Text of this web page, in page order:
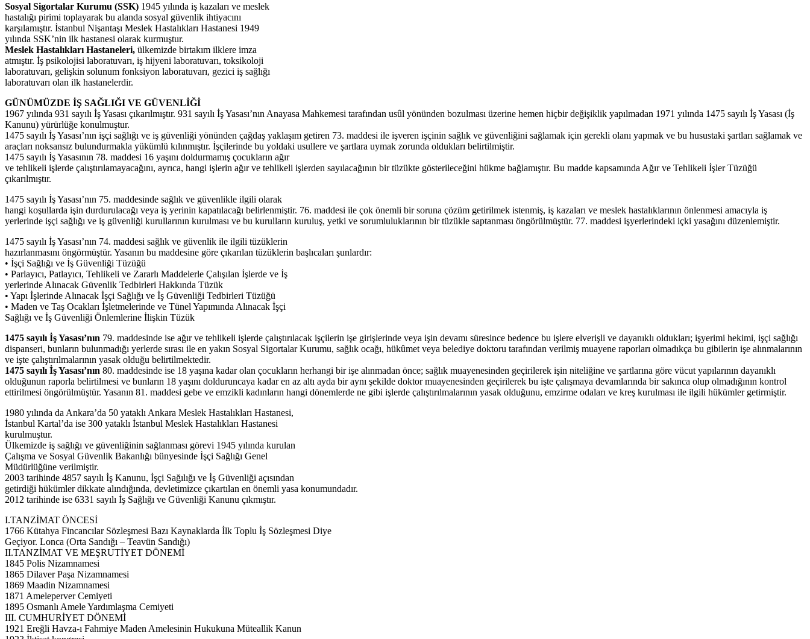
Sosyal Sigortalar Kurumu (SSK) 1945 yılında iş kazaları ve meslek
hastalığı pirimi toplayarak bu alanda sosyal güvenlik ihtiyacını
karşılamıştır. İstanbul Nişantaşı Meslek Hastalıkları Hastanesi 1949
yılında SSK’nin ilk hastanesi olarak kurmuştur.
Meslek Hastalıkları Hastaneleri, ülkemizde birtakım ilklere imza
atmıştır. İş psikolojisi laboratuvarı, iş hijyeni laboratuvarı, toksikoloji
laboratuvarı, gelişkin solunum fonksiyon laboratuvarı, gezici iş sağlığı
laboratuvarı olan ilk hastanelerdir.
GÜNÜMÜZDE İŞ SAĞLIĞI VE GÜVENLİĞİ
1967 yılında 931 sayılı İş Yasası çıkarılmıştır. 931 sayılı İş Yasası’nın Anayasa Mahkemesi tarafından usûl yönünden bozulması üzerine hemen hiçbir değişiklik yapılmadan 1971 yılında 1475 sayılı İş Yasası (İş
Kanunu) yürürlüğe konulmuştur.
1475 sayılı İş Yasası’nın işçi sağlığı ve iş güvenliği yönünden çağdaş yaklaşım getiren 73. maddesi ile işveren işçinin sağlık ve güvenliğini sağlamak için gerekli olanı yapmak ve bu husustaki şartları sağlamak ve
araçları noksansız bulundurmakla yükümlü kılınmıştır. İşçilerinde bu yoldaki usullere ve şartlara uymak zorunda oldukları belirtilmiştir.
1475 sayılı İş Yasasının 78. maddesi 16 yaşını doldurmamış çocukların ağır
ve tehlikeli işlerde çalıştırılamayacağını, ayrıca, hangi işlerin ağır ve tehlikeli işlerden sayılacağının bir tüzükte gösterileceğini hükme bağlamıştır. Bu madde kapsamında Ağır ve Tehlikeli İşler Tüzüğü
çıkarılmıştır.
1475 sayılı İş Yasası’nın 75. maddesinde sağlık ve güvenlikle ilgili olarak
hangi koşullarda işin durdurulacağı veya iş yerinin kapatılacağı belirlenmiştir. 76. maddesi ile çok önemli bir soruna çözüm getirilmek istenmiş, iş kazaları ve meslek hastalıklarının önlenmesi amacıyla iş
yerlerinde işçi sağlığı ve iş güvenliği kurullarının kurulması ve bu kurulların kuruluş, yetki ve sorumluluklarının bir tüzükle saptanması öngörülmüştür. 77. maddesi işyerlerindeki içki yasağını düzenlemiştir.
1475 sayılı İş Yasası’nın 74. maddesi sağlık ve güvenlik ile ilgili tüzüklerin
hazırlanmasını öngörmüştür. Yasanın bu maddesine göre çıkarılan tüzüklerin başlıcaları şunlardır:
• İşçi Sağlığı ve İş Güvenliği Tüzüğü
• Parlayıcı, Patlayıcı, Tehlikeli ve Zararlı Maddelerle Çalışılan İşlerde ve İş
yerlerinde Alınacak Güvenlik Tedbirleri Hakkında Tüzük
• Yapı İşlerinde Alınacak İşçi Sağlığı ve İş Güvenliği Tedbirleri Tüzüğü
• Maden ve Taş Ocakları İşletmelerinde ve Tünel Yapımında Alınacak İşçi
Sağlığı ve İş Güvenliği Önlemlerine İlişkin Tüzük
1475 sayılı İş Yasası’nın 79. maddesinde ise ağır ve tehlikeli işlerde çalıştırılacak işçilerin işe girişlerinde veya işin devamı süresince bedence bu işlere elverişli ve dayanıklı oldukları; işyerimi hekimi, işçi sağlığı
dispanseri, bunların bulunmadığı yerlerde sırası ile en yakın Sosyal Sigortalar Kurumu, sağlık ocağı, hükûmet veya belediye doktoru tarafından verilmiş muayene raporları olmadıkça bu gibilerin işe alınmalarının
ve işte çalıştırılmalarının yasak olduğu belirtilmektedir.
1475 sayılı İş Yasası’nın 80. maddesinde ise 18 yaşına kadar olan çocukların herhangi bir işe alınmadan önce; sağlık muayenesinden geçirilerek işin niteliğine ve şartlarına göre vücut yapılarının dayanıklı
olduğunun raporla belirtilmesi ve bunların 18 yaşını dolduruncaya kadar en az altı ayda bir aynı şekilde doktor muayenesinden geçirilerek bu işte çalışmaya devamlarında bir sakınca olup olmadığının kontrol
ettirilmesi öngörülmüştür. Yasanın 81. maddesi gebe ve emzikli kadınların hangi dönemlerde ne gibi işlerde çalıştırılmalarının yasak olduğunu, emzirme odaları ve kreş kurulması ile ilgili hükümler getirmiştir.
1980 yılında da Ankara’da 50 yataklı Ankara Meslek Hastalıkları Hastanesi,
İstanbul Kartal’da ise 300 yataklı İstanbul Meslek Hastalıkları Hastanesi
kurulmuştur.
Ülkemizde iş sağlığı ve güvenliğinin sağlanması görevi 1945 yılında kurulan
Çalışma ve Sosyal Güvenlik Bakanlığı bünyesinde İşçi Sağlığı Genel
Müdürlüğüne verilmiştir.
2003 tarihinde 4857 sayılı İş Kanunu, İşçi Sağılığı ve İş Güvenliği açısından
getirdiği hükümler dikkate alındığında, devletimizce çıkartılan en önemli yasa konumundadır.
2012 tarihinde ise 6331 sayılı İş Sağlığı ve Güvenliği Kanunu çıkmıştır.
I.TANZİMAT ÖNCESİ
1766 Kütahya Fincancılar Sözleşmesi Bazı Kaynaklarda İlk Toplu İş Sözleşmesi Diye
Geçiyor. Lonca (Orta Sandığı – Teavün Sandığı)
II.TANZİMAT VE MEŞRUTİYET DÖNEMİ
1845 Polis Nizamnamesi
1865 Dilaver Paşa Nizamnamesi
1869 Maadin Nizamnamesi
1871 Ameleperver Cemiyeti
1895 Osmanlı Amele Yardımlaşma Cemiyeti
III. CUMHURİYET DÖNEMİ
1921 Ereğli Havza-ı Fahmiye Maden Amelesinin Hukukuna Müteallik Kanun